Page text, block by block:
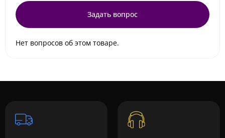
Задать вопрос
Нет вопросов об этом товаре.